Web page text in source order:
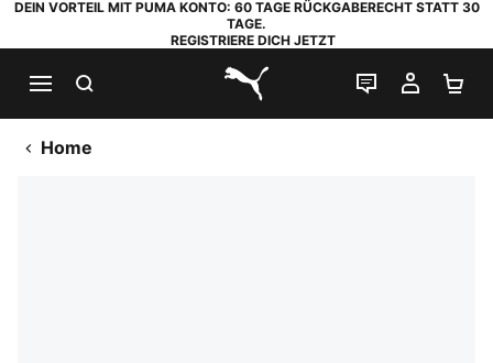
DEIN VORTEIL MIT PUMA KONTO: 60 TAGE RÜCKGABERECHT STATT 30
TAGE.
REGISTRIERE DICH JETZT
PUMA.com
LIVE-CHAT
MEIN
Home